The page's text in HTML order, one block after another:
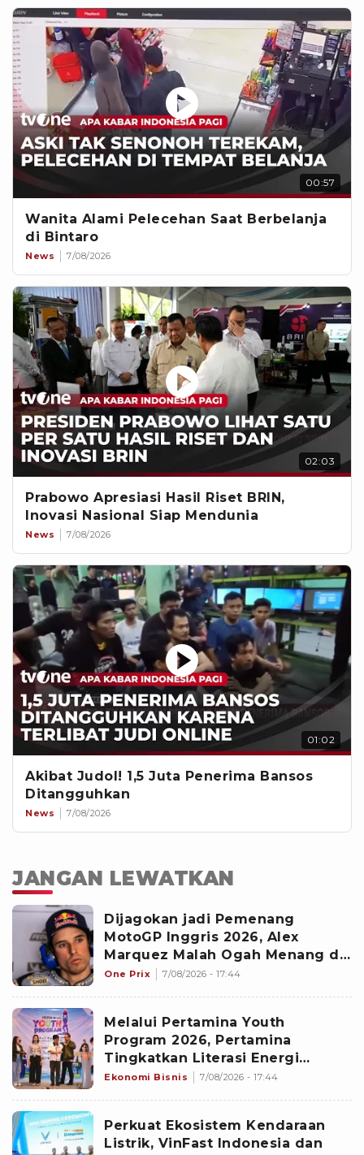
00:57
Wanita Alami Pelecehan Saat Berbelanja
di Bintaro
News 7/08/2026
02:03
Prabowo Apresiasi Hasil Riset BRIN,
Inovasi Nasional Siap Mendunia
News 7/08/2026
01:02
Akibat Judol! 1,5 Juta Penerima Bansos
Ditangguhkan
News 7/08/2026
JANGAN LEWATKAN
Dijagokan jadi Pemenang
MotoGP Inggris 2026, Alex
Marquez Malah Ogah Menang di
Sirkuit Silverstone Musim Ini
One Prix 7/08/2026 - 17:44
Melalui Pertamina Youth
Program 2026, Pertamina
Tingkatkan Literasi Energi
Mahasiswa
Ekonomi Bisnis 7/08/2026 - 17:44
Perkuat Ekosistem Kendaraan
Listrik, VinFast Indonesia dan